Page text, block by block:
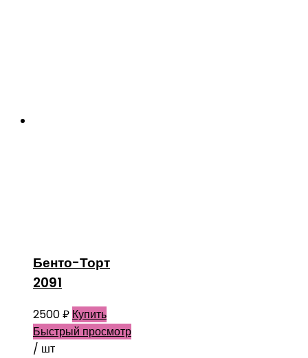
Бенто-Торт
2091
2500₽ Купить
Быстрый просмотр
/ шт